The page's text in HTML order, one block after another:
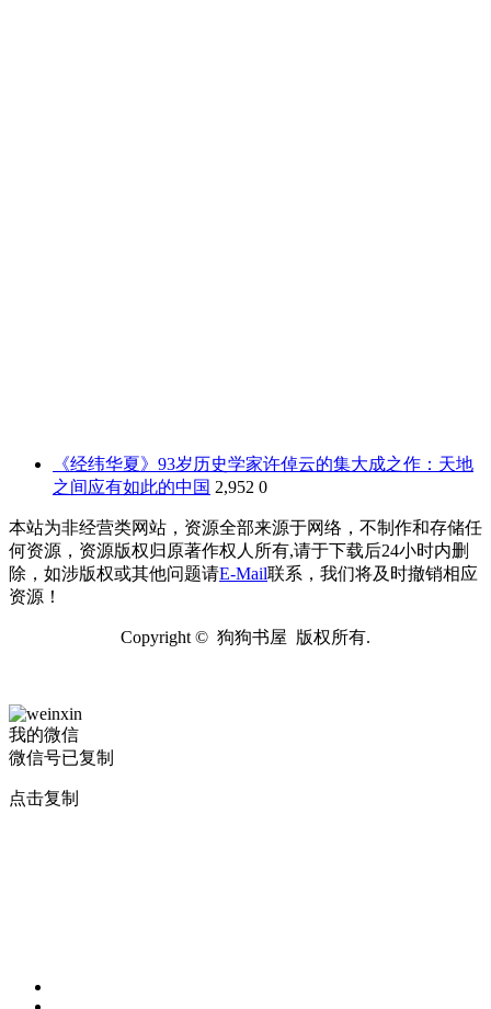
《经纬华夏》93岁历史学家许倬云的集大成之作：天地
之间应有如此的中国 2,952 0
本站为非经营类网站，资源全部来源于网络，不制作和存储任
何资源，资源版权归原著作权人所有,请于下载后24小时内删
除，如涉版权或其他问题请E-Mail联系，我们将及时撤销相应
资源！
Copyright © 狗狗书屋 版权所有.
我的微信
微信号已复制
点击复制